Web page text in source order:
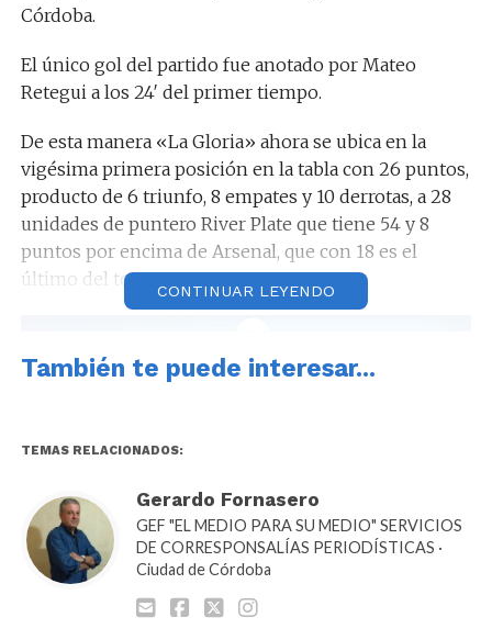
Córdoba.
El único gol del partido fue anotado por Mateo
Retegui a los 24′ del primer tiempo.
De esta manera «La Gloria» ahora se ubica en la
vigésima primera posición en la tabla con 26 puntos,
producto de 6 triunfo, 8 empates y 10 derrotas, a 28
unidades de puntero River Plate que tiene 54 y 8
puntos por encima de Arsenal, que con 18 es el
último del torneo.
En la próxima fecha Instituto visitará precisamente a
CONTINUAR LEYENDO
También te puede interesar...
TEMAS RELACIONADOS:
Gerardo Fornasero
GEF "EL MEDIO PARA SU MEDIO" SERVICIOS
DE CORRESPONSALÍAS PERIODÍSTICAS ·
Ciudad de Córdoba